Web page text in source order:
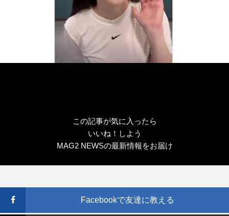
この記事が気に入ったら
いいね！しよう
MAG2 NEWSの最新情報をお届け
Facebookで友達に教える